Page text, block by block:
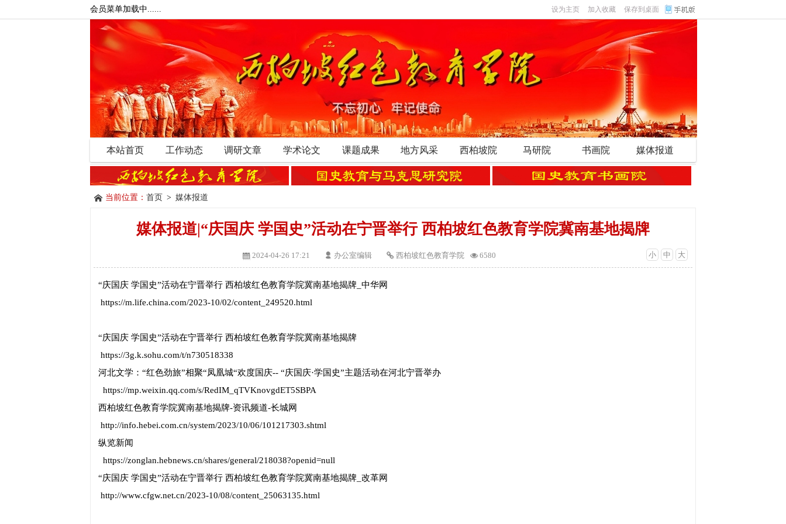
会员菜单加载中...... 设为主页 加入收藏 保存到桌面
本站首页 工作动态 调研文章 学术论文 课题成果 地方风采 西柏坡院 马研院 书画院 媒体报道
当前位置： 首页 > 媒体报道
媒体报道|“庆国庆 学国史”活动在宁晋举行 西柏坡红色教育学院冀南基地揭牌
小 中 大
2024-04-26 17:21 办公室编辑 西柏坡红色教育学院 6580
“庆国庆 学国史”活动在宁晋举行 西柏坡红色教育学院冀南基地揭牌_中华网
https://m.life.china.com/2023-10/02/content_249520.html
“庆国庆 学国史”活动在宁晋举行 西柏坡红色教育学院冀南基地揭牌
https://3g.k.sohu.com/t/n730518338
河北文学：“红色劲旅”相聚“凤凰城“欢度国庆-- “庆国庆·学国史”主题活动在河北宁晋举办
https://mp.weixin.qq.com/s/RedIM_qTVKnovgdET5SBPA
西柏坡红色教育学院冀南基地揭牌-资讯频道-长城网
http://info.hebei.com.cn/system/2023/10/06/101217303.shtml
纵览新闻
https://zonglan.hebnews.cn/shares/general/218038?openid=null
“庆国庆 学国史”活动在宁晋举行 西柏坡红色教育学院冀南基地揭牌_改革网
http://www.cfgw.net.cn/2023-10/08/content_25063135.html